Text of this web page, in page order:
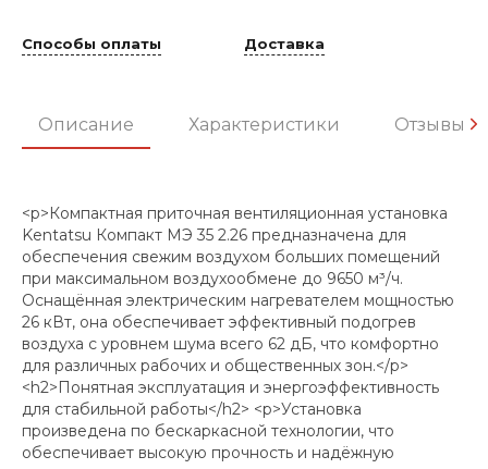
Способы оплаты Доставка
Описание Характеристики Отзывы
<p>Компактная приточная вентиляционная установка
Kentatsu Компакт МЭ 35 2.26 предназначена для
обеспечения свежим воздухом больших помещений
при максимальном воздухообмене до 9650 м³/ч.
Оснащённая электрическим нагревателем мощностью
26 кВт, она обеспечивает эффективный подогрев
воздуха с уровнем шума всего 62 дБ, что комфортно
для различных рабочих и общественных зон.</p>
<h2>Понятная эксплуатация и энергоэффективность
для стабильной работы</h2> <p>Установка
произведена по бескаркасной технологии, что
обеспечивает высокую прочность и надёжную